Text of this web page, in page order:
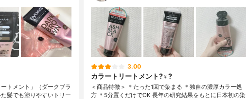
トメント」（ダークブラ
髪でも塗りやすいトリー
3.00
カラートリートメント?‍♀️?
＜商品特徴＞ ＊たった1回で染まる ＊独自の濃厚カラー処
方 ＊5分置くだけでOK ⻑年の研究結果をもとに⽇本初の染